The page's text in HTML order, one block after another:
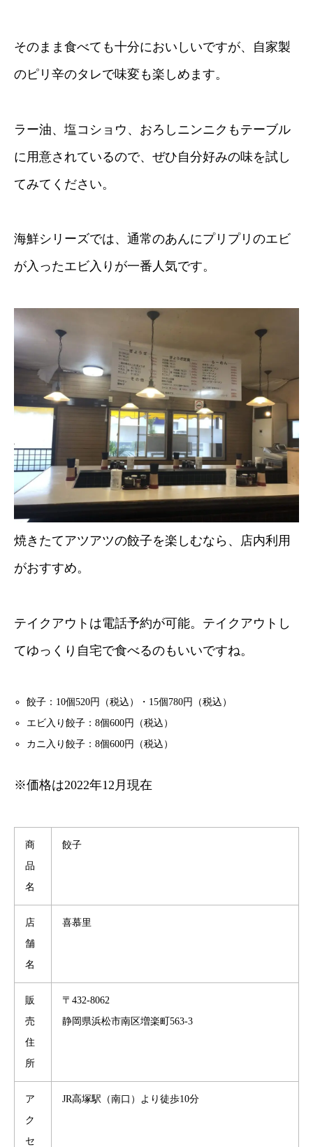
そのまま食べても十分においしいですが、自家製
のピリ辛のタレで味変も楽しめます。
ラー油、塩コショウ、おろしニンニクもテーブル
に用意されているので、ぜひ自分好みの味を試し
てみてください。
海鮮シリーズでは、通常のあんにプリプリのエビ
が入ったエビ入りが一番人気です。
焼きたてアツアツの餃子を楽しむなら、店内利用
がおすすめ。
テイクアウトは電話予約が可能。テイクアウトし
てゆっくり自宅で食べるのもいいですね。
餃子：10個520円（税込）・15個780円（税込）
エビ入り餃子：8個600円（税込）
カニ入り餃子：8個600円（税込）
※価格は2022年12月現在
商
品
名
餃子
店
舗
名
喜慕里
販
売
住
所
〒432-8062
静岡県浜松市南区増楽町563-3
ア
ク
セ
JR高塚駅（南口）より徒歩10分